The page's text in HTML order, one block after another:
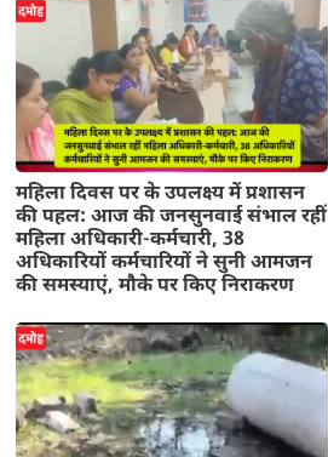
महिला दिवस पर के उपलक्ष्य में प्रशासन
की पहल: आज की जनसुनवाई संभाल रहीं
महिला अधिकारी-कर्मचारी, 38
अधिकारियों कर्मचारियों ने सुनी आमजन
की समस्याएं, मौके पर किए निराकरण